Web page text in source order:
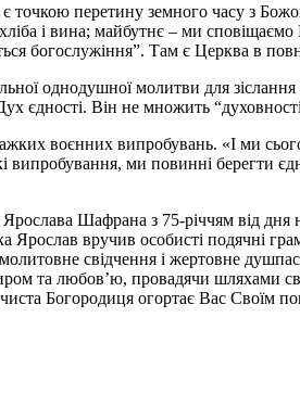
точкою перетину земного часу з
і вина; майбутнє – ми
богослужіння”. Там є Церква в
однодушної молитви для
Він не множить
воєнних випробувань. «І ми
випробування, ми повинні берегти
Шафрана з 75-річчям від
вручив особисті подячні
свідчення і жертовне
та любов’ю, провадячи шляхами
Богородиця огортає Вас Своїм